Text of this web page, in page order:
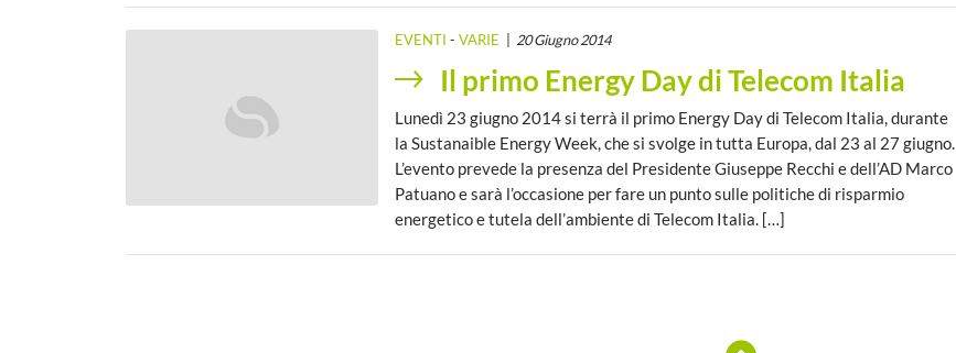
EVENTI - VARIE 20 Giugno 2014
Il primo Energy Day di Telecom Italia
Lunedì 23 giugno 2014 si terrà il primo Energy Day di Telecom Italia, durante
la Sustanaible Energy Week, che si svolge in tutta Europa, dal 23 al 27 giugno.
L’evento prevede la presenza del Presidente Giuseppe Recchi e dell’AD Marco
Patuano e sarà l’occasione per fare un punto sulle politiche di risparmio
energetico e tutela dell’ambiente di Telecom Italia. […]